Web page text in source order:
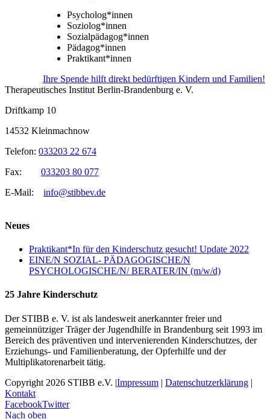
Psycholog*innen
Soziolog*innen
Sozialpädagog*innen
Pädagog*innen
Praktikant*innen
Ihre Spende hilft direkt bedürftigen Kindern und Familien!
Therapeutisches Institut Berlin-Brandenburg e. V.
Driftkamp 10
14532 Kleinmachnow
Telefon: 033203 22 674
Fax: 033203 80 077
E-Mail: info@stibbev.de
Neues
Praktikant*In für den Kinderschutz gesucht! Update 2022
EINE/N SOZIAL- PÄDAGOGISCHE/N
PSYCHOLOGISCHE/N/ BERATER/IN (m/w/d)
25 Jahre Kinderschutz
Der STIBB e. V. ist als landesweit anerkannter freier und
gemeinnütziger Träger der Jugendhilfe in Brandenburg seit 1993 im
Bereich des präventiven und intervenierenden Kinderschutzes, der
Erziehungs- und Familienberatung, der Opferhilfe und der
Multiplikatorenarbeit tätig.
Copyright 2026 STIBB e.V. |Impressum | Datenschutzerklärung |
Kontakt
FacebookTwitter
Nach oben